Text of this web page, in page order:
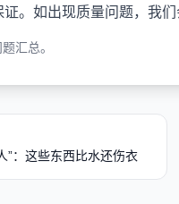
。如出现质量问题，我们
汇总。
”：这些东西比水还伤衣